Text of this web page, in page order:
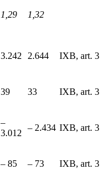
1,29 1,32
3.242 2.644 IXB, art. 3
39 33 IXB, art. 3
–
3.012
– 2.434 IXB, art. 3
– 85 – 73 IXB, art. 3